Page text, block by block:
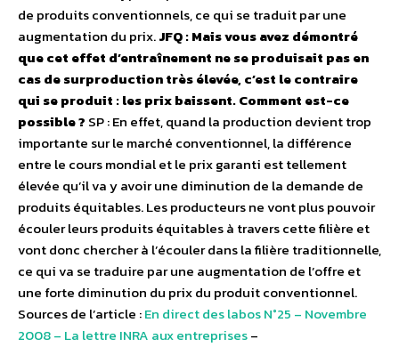
de produits conventionnels, ce qui se traduit par une
augmentation du prix.JFQ : Mais vous avez démontré
que cet effet d’entraînement ne se produisait pas en
cas de surproduction très élevée, c’est le contraire
qui se produit : les prix baissent. Comment est-ce
possible ? SP : En effet, quand la production devient trop
importante sur le marché conventionnel, la différence
entre le cours mondial et le prix garanti est tellement
élevée qu’il va y avoir une diminution de la demande de
produits équitables. Les producteurs ne vont plus pouvoir
écouler leurs produits équitables à travers cette filière et
vont donc chercher à l’écouler dans la filière traditionnelle,
ce qui va se traduire par une augmentation de l’offre et
une forte diminution du prix du produit conventionnel.
Sources de l’article :En direct des labos N°25 – Novembre
2008 – La lettre INRA aux entreprises–